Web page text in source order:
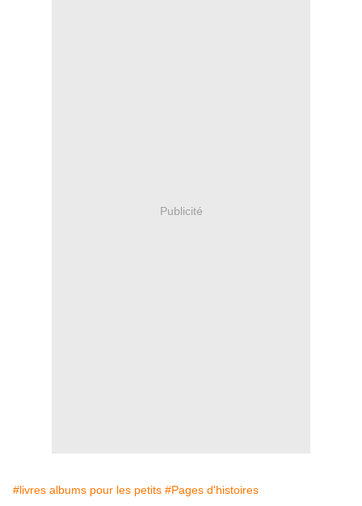
Publicité
#livres albums pour les petits #Pages d'histoires